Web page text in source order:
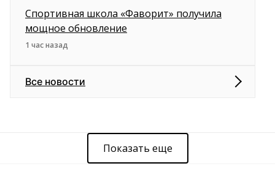
Спортивная школа «Фаворит» получила
мощное обновление
1 час назад
Все новости
Показать еще